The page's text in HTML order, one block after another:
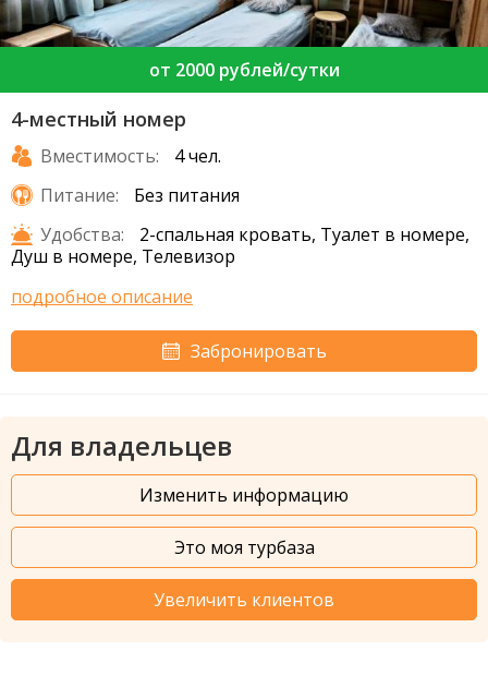
от 2000 рублей/сутки
4-местный номер
Вместимость:
4 чел.
Питание:
Без питания
Удобства:
2-спальная кровать, Туалет в номере,
Душ в номере, Телевизор
подробное описание
Забронировать
Для владельцев
Изменить информацию
Это моя турбаза
Увеличить клиентов